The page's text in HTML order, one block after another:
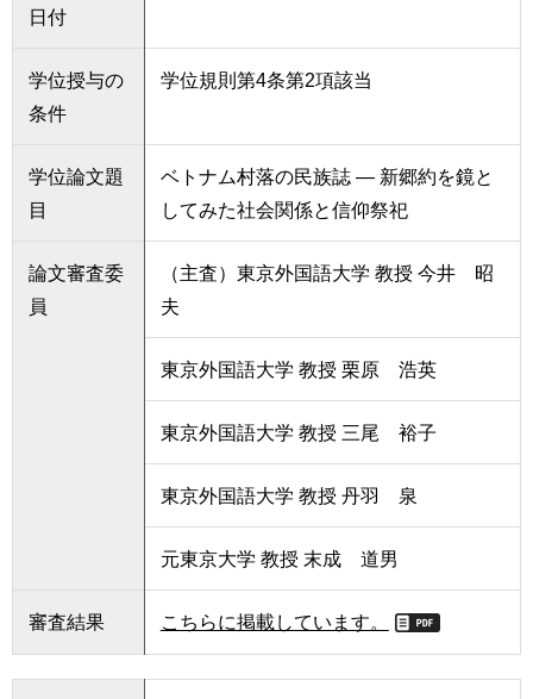
日付
学位授与の
条件
学位規則第4条第2項該当
学位論文題
目
ベトナム村落の民族誌 ― 新郷約を鏡と
してみた社会関係と信仰祭祀
論文審査委
員
（主査）東京外国語大学 教授 今井 昭
夫
東京外国語大学 教授 栗原 浩英
東京外国語大学 教授 三尾 裕子
東京外国語大学 教授 丹羽 泉
元東京大学 教授 末成 道男
審査結果 こちらに掲載しています。